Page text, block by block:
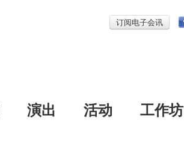
订阅电子会讯
演出 活动
工作坊